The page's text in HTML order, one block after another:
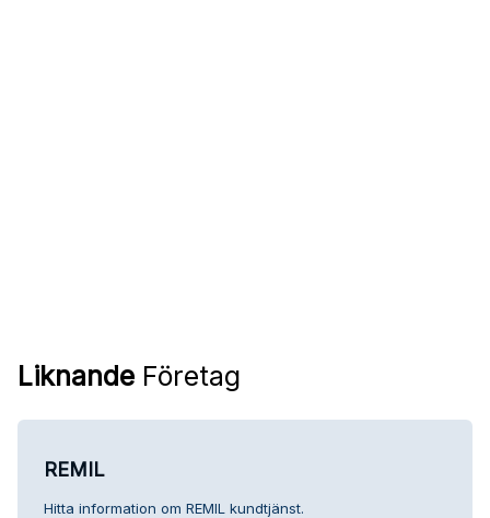
Liknande Företag
REMIL
Hitta information om REMIL kundtjänst.